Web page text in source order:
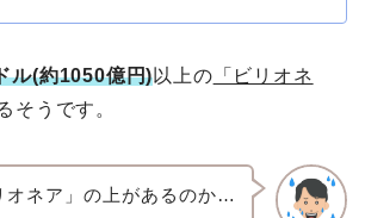
ル(約1050億円)以上の 「ビリオネ
そうです。
オネア」の上があるのか…